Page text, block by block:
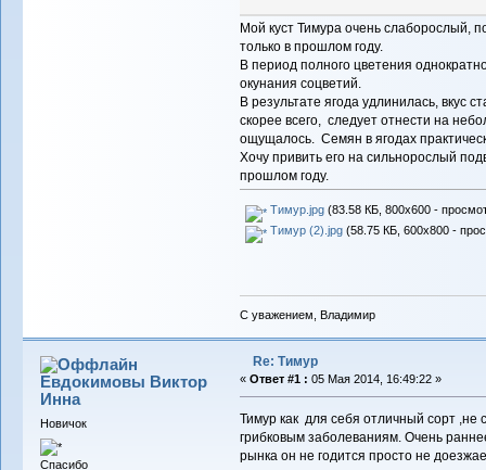
Мой куст Тимура очень слаборослый,
только в прошлом году.
В период полного цветения
окунания соцветий.
В результате ягода удлинилась, вкус
скорее всего, следует отнести на
ощущалось. Семян в ягодах
Хочу привить его на сильнорослый
прошлом году.
Тимур.jpg(83.58 КБ, 800x600 -
Тимур (2).jpg(58.75 КБ, 600x800 -
С уважением, Владимир
Евдокимовы Виктор
Инна
Новичок
Спасибо
Re: Тимур
« Ответ #1 : 05 Мая 2014, 16:49:22 »
Тимур как для себя отличный сорт ,не
грибковым заболеваниям. Очень
рынка он не годится просто не